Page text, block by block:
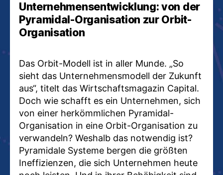
Unternehmensentwicklung: von der
Pyramidal-Organisation zur Orbit-
Organisation
Das Orbit-Modell ist in aller Munde. „So
sieht das Unternehmensmodell der Zukunft
aus“, titelt das Wirtschaftsmagazin Capital.
Doch wie schafft es ein Unternehmen, sich
von einer herkömmlichen Pyramidal-
Organisation in eine Orbit-Organisation zu
verwandeln? Weshalb das notwendig ist?
Pyramidale Systeme bergen die größten
Ineffizienzen, die sich Unternehmen heute